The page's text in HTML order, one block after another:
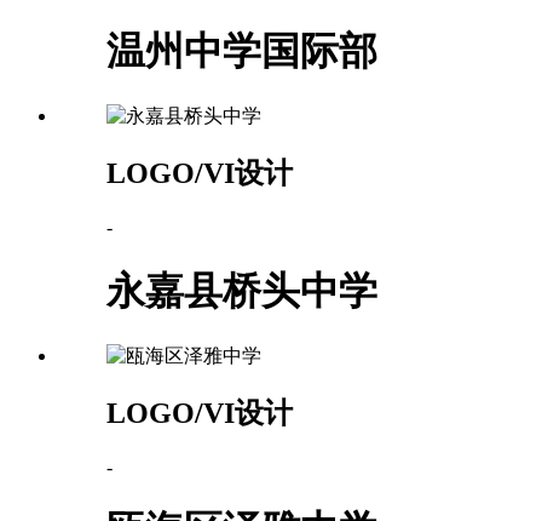
温州中学国际部
LOGO/VI设计
-
永嘉县桥头中学
LOGO/VI设计
-